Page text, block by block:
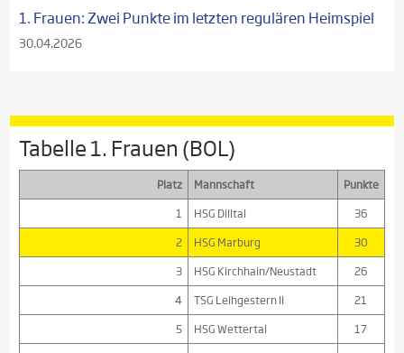
1. Frauen: Zwei Punkte im letzten regulären Heimspiel
30.04.2026
Tabelle 1. Frauen (BOL)
Platz Mannschaft
Punkte
1
HSG Dilltal
36
2
HSG Marburg
30
3
HSG Kirchhain/Neustadt
26
4
TSG Leihgestern II
21
5
HSG Wettertal
17